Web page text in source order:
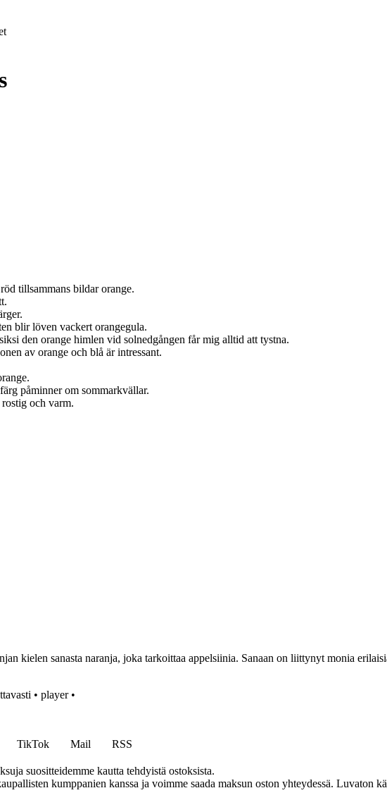
tillsammans bildar orange.
blir löven vackert orangegula.
den orange himlen vid solnedgången får mig alltid att tystna.
av orange och blå är intressant.
påminner om sommarkvällar.
och varm.
kielen sanasta naranja, joka tarkoittaa appelsiinia. Sanaan on liittynyt monia
• player•
TikTok Mail
RSS
suositteidemme kautta tehdyistä ostoksista.
kumppanien kanssa ja voimme saada maksun oston yhteydessä. Luvaton